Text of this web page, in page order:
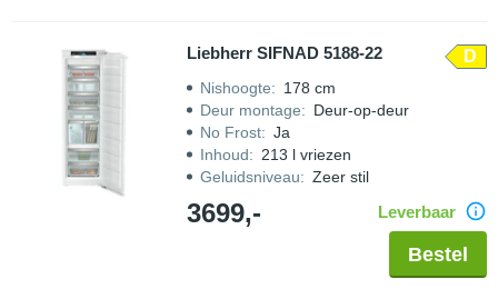
Liebherr SIFNAD 5188-22 D
Nishoogte: 178 cm
Deur montage: Deur-op-deur
No Frost: Ja
Inhoud: 213 l vriezen
Geluidsniveau: Zeer stil
3699,- Leverbaar
Bestel